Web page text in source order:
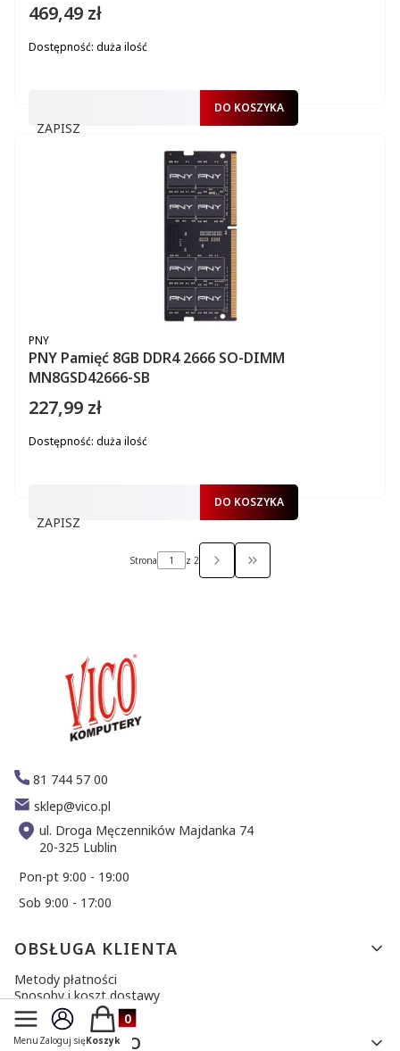
Cena
469,49 zł
Dostępność: duża ilość
ZAPISZ
DO KOSZYKA
PNY Pamięć 8GB DDR4 2666 SO-DIMM
MN8GSD42666-SB
PRODUCENT
PNY
Cena
227,99 zł
Dostępność: duża ilość
ZAPISZ
DO KOSZYKA
Strona z 2 PRZEJDŹ DO OSTATNIEJ
81 744 57 00
sklep@vico.pl
ul. Droga Męczenników Majdanka 74
20-325 Lublin
Pon-pt 9:00 - 19:00
Sob 9:00 - 17:00
Linki w stopce
OBSŁUGA KLIENTA
Metody płatności
Sposoby i koszt dostawy
Zwroty i reklamacje
TWOJE KONTO
Menu Zaloguj się
Produkty w koszyku: 0. Zobacz szczegóły
Koszyk